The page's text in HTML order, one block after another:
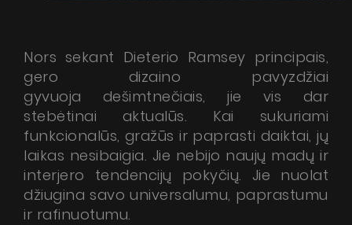
Nors sekant Dieterio Ramsey principais,
gero dizaino pavyzdžiai
gyvuoja dešimtnečiais, jie vis dar
stebėtinai aktualūs. Kai sukuriami
funkcionalūs, gražūs ir paprasti daiktai, jų
laikas nesibaigia. Jie nebijo naujų madų ir
interjero tendencijų pokyčių. Jie nuolat
džiugina savo universalumu, paprastumu
ir rafinuotumu.